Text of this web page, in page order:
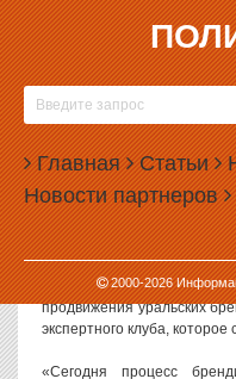
Главная Статьи
Новости партнеров
2000-2026
08.08.2022, 11:08
В ЕКАТЕРИНБУРГЕ
БРЕНДОВ
В Екатеринбурге
брендов территорий, в
«Шигирской вселенной»,
неделе.
Тему «Брендинг Урала и
продвижения уральских
экспертного клуба, которое
«Сегодня процесс